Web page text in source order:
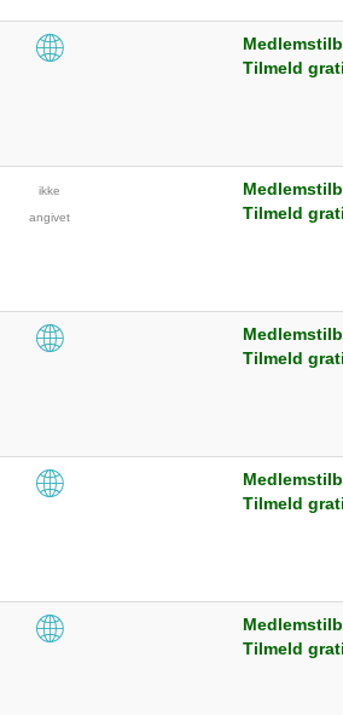
Tilmeld
ikke
angivet
Tilmeld
Tilmeld
Tilmeld
Tilmeld